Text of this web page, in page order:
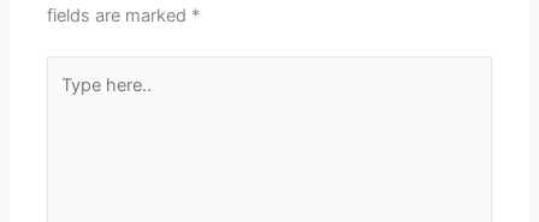
fields are marked *
here..